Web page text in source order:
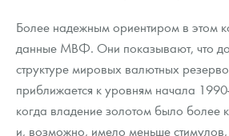
Более надежным ориентиром в этом
данные МВФ. Они показывают, что
структуре мировых валютных
приближается к уровням начала
когда владение золотом было более
и, возможно, имело меньше